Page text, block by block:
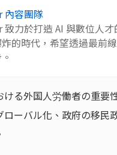
內容團隊
力於打造 AI 與數位人
的時代，希望透過最前
ける外国人労働者の重要
ローバル化、政府の移